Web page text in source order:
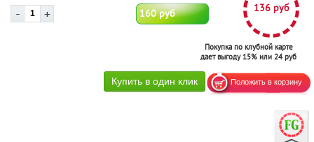
160 руб 136 руб
Покупка по клубной карте
дает выгоду 15% или 24 руб